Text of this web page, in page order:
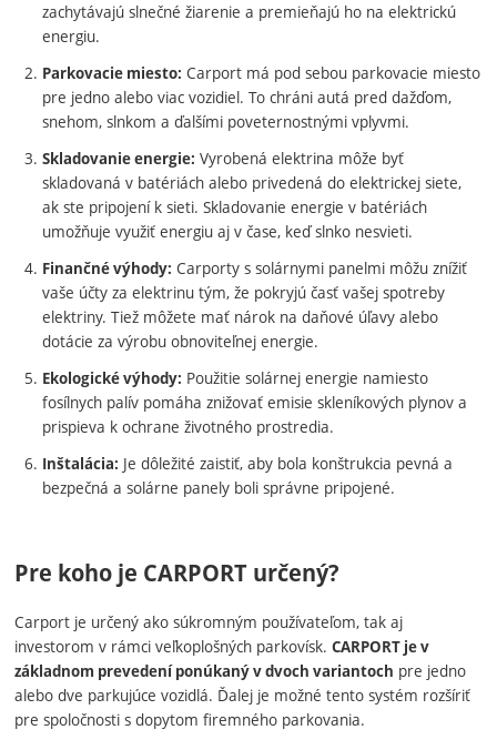
zachytávajú slnečné žiarenie a premieňajú ho na elektrickú
energiu.
Parkovacie miesto: Carport má pod sebou parkovacie miesto
pre jedno alebo viac vozidiel. To chráni autá pred dažďom,
snehom, slnkom a ďalšími poveternostnými vplyvmi.
Skladovanie energie: Vyrobená elektrina môže byť
skladovaná v batériách alebo privedená do elektrickej siete,
ak ste pripojení k sieti. Skladovanie energie v batériách
umožňuje využiť energiu aj v čase, keď slnko nesvieti.
Finančné výhody: Carporty s solárnymi panelmi môžu znížiť
vaše účty za elektrinu tým, že pokryjú časť vašej spotreby
elektriny. Tiež môžete mať nárok na daňové úľavy alebo
dotácie za výrobu obnoviteľnej energie.
Ekologické výhody: Použitie solárnej energie namiesto
fosílnych palív pomáha znižovať emisie skleníkových plynov a
prispieva k ochrane životného prostredia.
Inštalácia: Je dôležité zaistiť, aby bola konštrukcia pevná a
bezpečná a solárne panely boli správne pripojené.
Pre koho je CARPORT určený?
Carport je určený ako súkromným používateľom, tak aj
investorom v rámci veľkoplošných parkovísk.CARPORT je v
základnom prevedení ponúkaný v dvoch variantoch pre jedno
alebo dve parkujúce vozidlá. Ďalej je možné tento systém rozšíriť
pre spoločnosti s dopytom firemného parkovania.